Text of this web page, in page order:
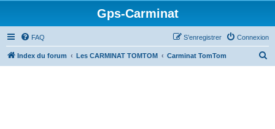
Gps-Carminat
FAQ Connexion
S’enregistrer
Index du forum Les CARMINAT TOMTOM Carminat TomTom